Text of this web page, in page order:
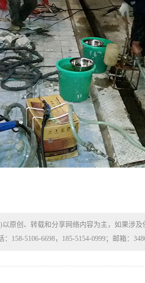
原创、转载和分享网络内容为主，如果涉
5106-6698，185-5154-0999；邮箱：